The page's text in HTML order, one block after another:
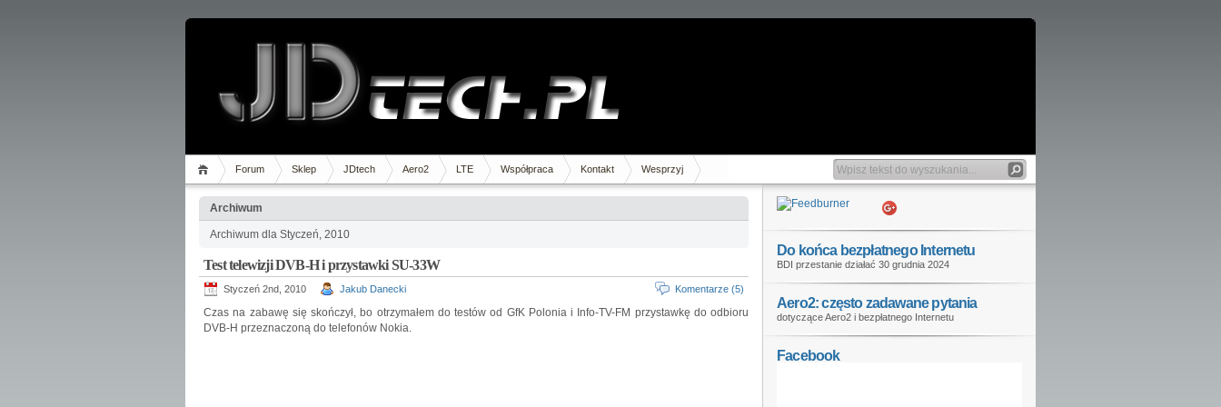
Forum Sklep JDtech Aero2 LTE Współpraca Kontakt Wesprzyj
Archiwum
Archiwum dla Styczeń, 2010
Test telewizji DVB-H i przystawki SU-33W
Styczeń 2nd, 2010 Jakub Danecki Komentarze (5)
Czas na zabawę się skończył, bo otrzymałem do testów od GfK Polonia i Info-TV-FM przystawkę do odbioru
DVB-H przeznaczoną do telefonów Nokia.
Do końca bezpłatnego Internetu
BDI przestanie działać 30 grudnia 2024
Aero2: często zadawane pytania
dotyczące Aero2 i bezpłatnego Internetu
Facebook